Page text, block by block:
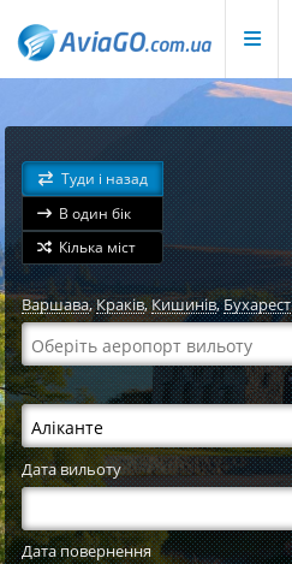
Туди і назад
В один бік
Кілька міст
Варшава,Краків,Кишинів,Бухарест
Дата вильоту
Дата повернення